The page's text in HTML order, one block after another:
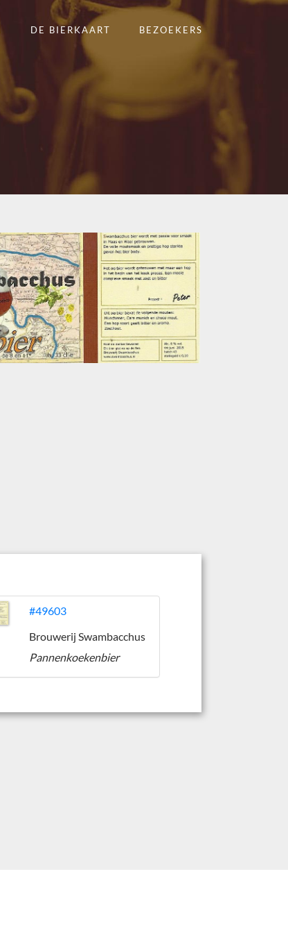
DE BIERKAART BEZOEKERS
#49603
Brouwerij Swambacchus
Pannenkoekenbier